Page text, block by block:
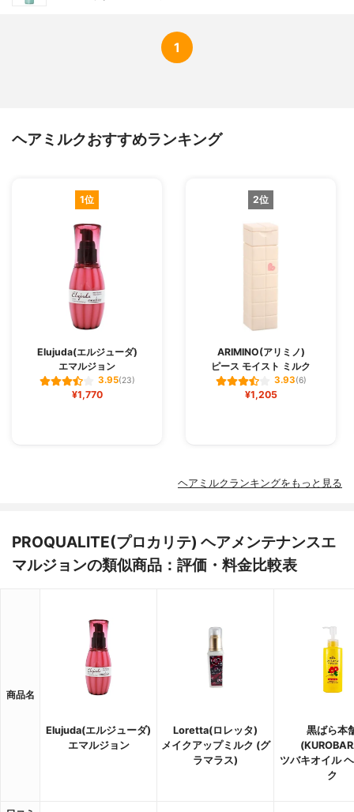
1
ヘアミルクおすすめランキング
1位
Elujuda(エルジューダ)
エマルジョン
3.95(23)
¥1,770
2位
ARIMINO(アリミノ)
ピース モイスト ミルク
3.93(6)
¥1,205
ヘアミルクランキングをもっと見る
PROQUALITE(プロカリテ) ヘアメンテナンスエ
マルジョンの類似商品：評価・料金比較表
商品名
Elujuda(エルジューダ)
エマルジョン
Loretta(ロレッタ)
メイクアップミルク (グ
ラマラス)
黒ばら本
ツバキオイル
ク